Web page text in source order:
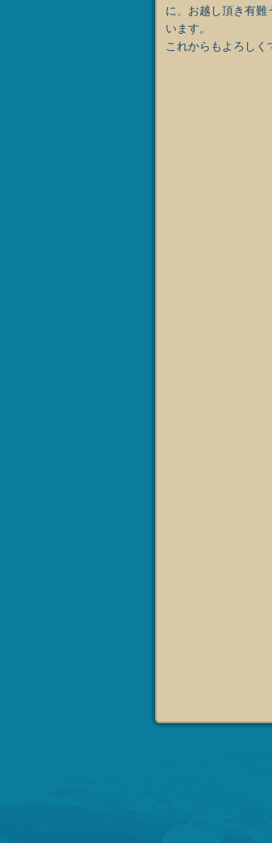
に、お越し頂き有難
います。
これからもよろしく